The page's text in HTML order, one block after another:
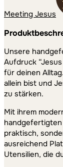
Meeting Jesus
Unsere
Aufdruck
für deinen
allein bist und
zu stärken.
Mit ihrem
praktisch,
ausreichend
Utensilien, die